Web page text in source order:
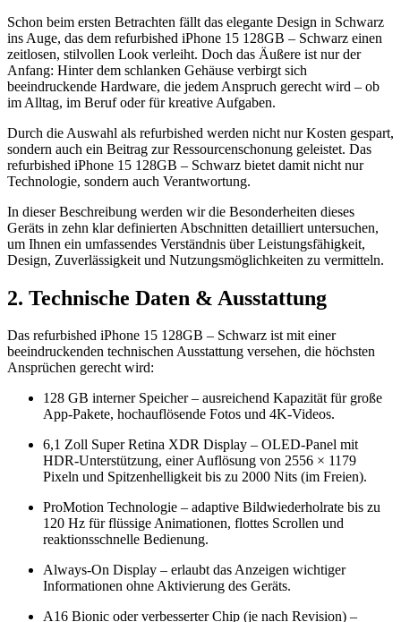
Schon beim ersten Betrachten fällt das elegante Design in Schwarz
ins Auge, das dem refurbished iPhone 15 128GB – Schwarz einen
zeitlosen, stilvollen Look verleiht. Doch das Äußere ist nur der
Anfang: Hinter dem schlanken Gehäuse verbirgt sich
beeindruckende Hardware, die jedem Anspruch gerecht wird – ob
im Alltag, im Beruf oder für kreative Aufgaben.
Durch die Auswahl als refurbished werden nicht nur Kosten gespart,
sondern auch ein Beitrag zur Ressourcenschonung geleistet. Das
refurbished iPhone 15 128GB – Schwarz bietet damit nicht nur
Technologie, sondern auch Verantwortung.
In dieser Beschreibung werden wir die Besonderheiten dieses
Geräts in zehn klar definierten Abschnitten detailliert untersuchen,
um Ihnen ein umfassendes Verständnis über Leistungsfähigkeit,
Design, Zuverlässigkeit und Nutzungsmöglichkeiten zu vermitteln.
2. Technische Daten & Ausstattung
Das refurbished iPhone 15 128GB – Schwarz ist mit einer
beeindruckenden technischen Ausstattung versehen, die höchsten
Ansprüchen gerecht wird:
128 GB interner Speicher – ausreichend Kapazität für große
App-Pakete, hochauflösende Fotos und 4K-Videos.
6,1 Zoll Super Retina XDR Display – OLED-Panel mit
HDR-Unterstützung, einer Auflösung von 2556 × 1179
Pixeln und Spitzenhelligkeit bis zu 2000 Nits (im Freien).
ProMotion Technologie – adaptive Bildwiederholrate bis zu
120 Hz für flüssige Animationen, flottes Scrollen und
reaktionsschnelle Bedienung.
Always-On Display – erlaubt das Anzeigen wichtiger
Informationen ohne Aktivierung des Geräts.
A16 Bionic oder verbesserter Chip (je nach Revision) –